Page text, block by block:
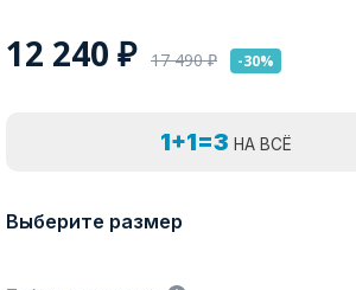
12 240 ₽ 17 490₽ -30%
1+1=3 НА ВСЁ
Выберите размер